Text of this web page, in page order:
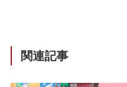
関連記事